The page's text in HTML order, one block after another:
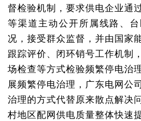
督检验机制，要求供电企业通
等渠道主动公开所属线路、
况，接受群众监督，并由国家
跟踪评价、闭环销号工作机制
场检查等方式检验频繁停电治
展频繁停电治理，广东电网公
治理的方式代替原来散点解决
村地区配网供电质量整体快速